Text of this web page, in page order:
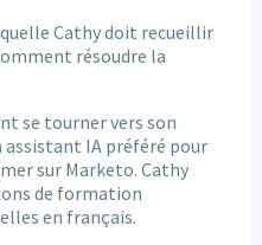
Cathy doit recueillir
résoudre la
se tourner vers son
assistant IA préféré pour
sur Marketo. Cathy
de formation
en français.